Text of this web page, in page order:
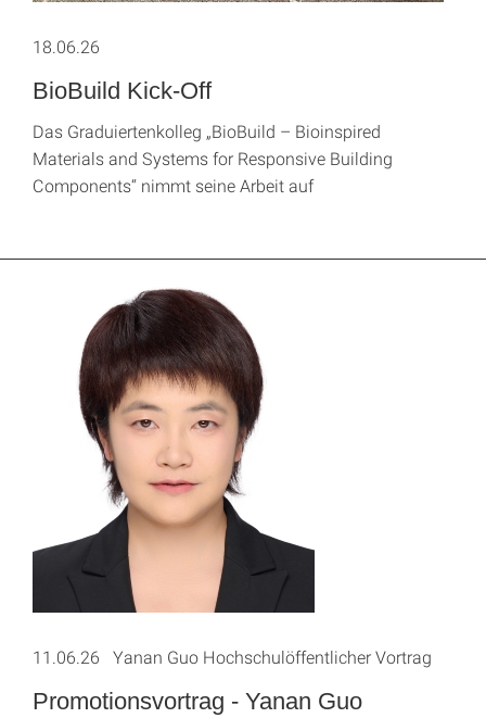
BioBuild Kick-Off
18.06.26
Das Graduiertenkolleg „BioBuild – Bioinspired
Materials and Systems for Responsive Building
Components“ nimmt seine Arbeit auf
Promotionsvortrag - Yanan Guo
11.06.26 Yanan Guo Hochschulöffentlicher Vortrag